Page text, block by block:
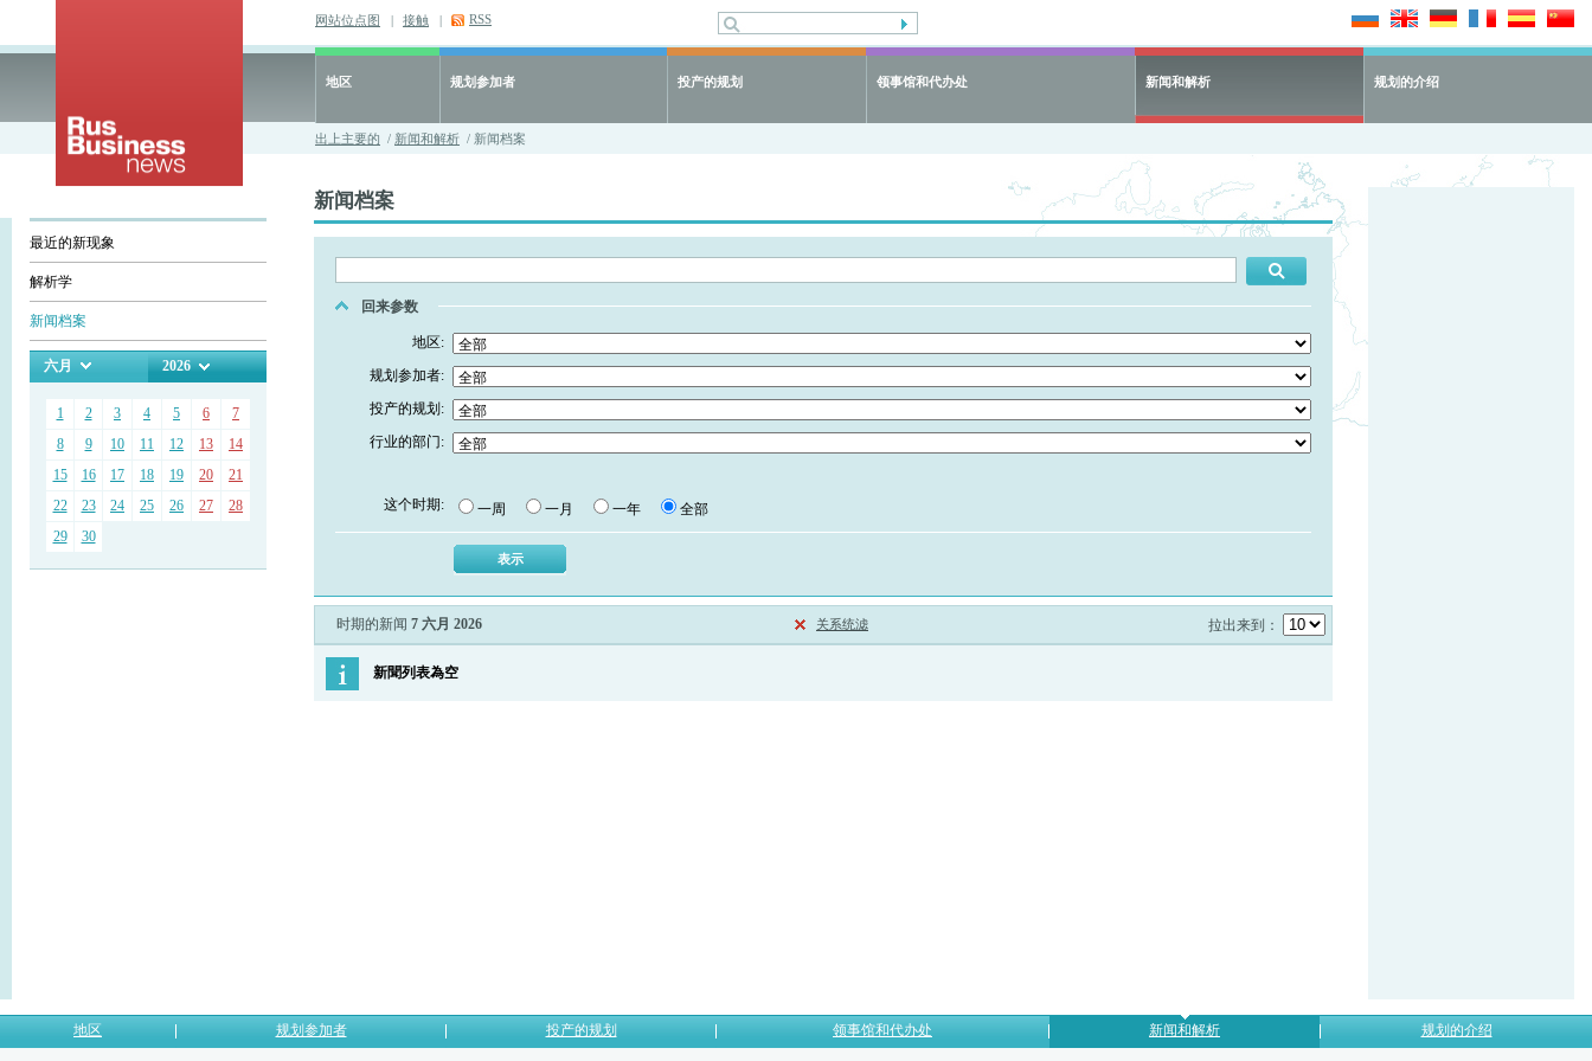
网站位点图 | 接触 | RSS
地区 规划参加者 投产的规划 领事馆和代办处 新闻和解析 规划的介绍
出上主要的 / 新闻和解析 / 新闻档案
最近的新现象
解析学
新闻档案
六月 2026
1 2 3 4 5 6
7
8
9 10 11 12 13
14
15
16 17 18 19 20
21
22
23 24 25 26 27
28
29
30
新闻档案
回来参数
地区:
规划参加者:
投产的规划:
行业的部门:
这个时期: 一周 一月 一年 全部
时期的新闻 7 六月 2026 关系统滤 拉出来到：
新聞列表為空
地区 规划参加者 投产的规划 领事馆和代办处 新闻和解析 规划的介绍